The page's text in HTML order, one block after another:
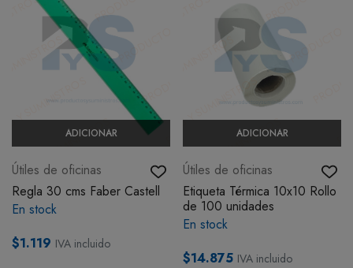
ADICIONAR
Útiles de oficinas
Regla 30 cms Faber Castell
En stock
$1.119 IVA incluido
ADICIONAR
Útiles de oficinas
Etiqueta Térmica 10x10 Rollo
de 100 unidades
En stock
$14.875 IVA incluido